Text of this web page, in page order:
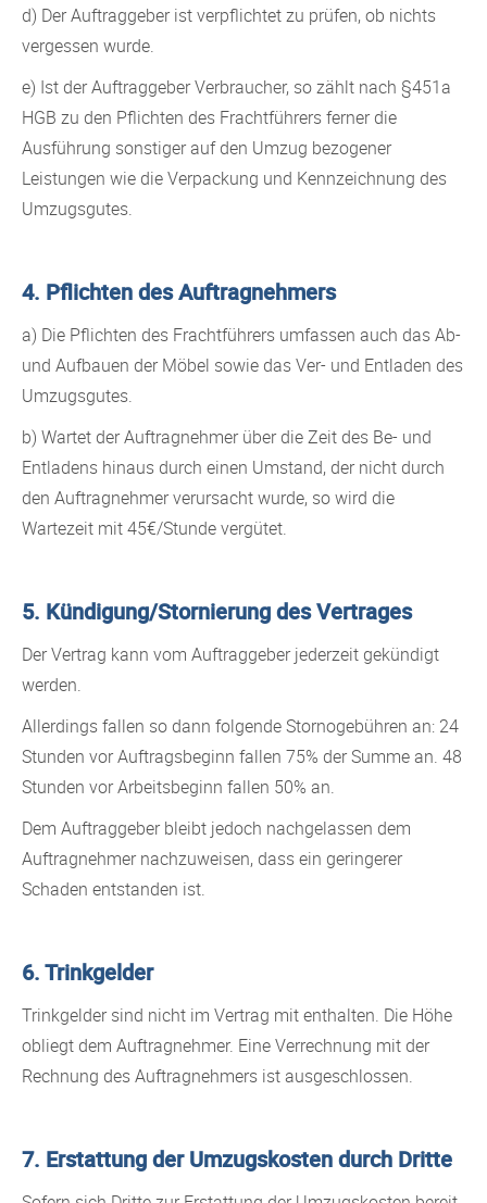
d) Der Auftraggeber ist verpflichtet zu prüfen, ob nichts
vergessen wurde.
e) Ist der Auftraggeber Verbraucher, so zählt nach §451a
HGB zu den Pflichten des Frachtführers ferner die
Ausführung sonstiger auf den Umzug bezogener
Leistungen wie die Verpackung und Kennzeichnung des
Umzugsgutes.
4. Pflichten des Auftragnehmers
a) Die Pflichten des Frachtführers umfassen auch das Ab-
und Aufbauen der Möbel sowie das Ver- und Entladen des
Umzugsgutes.
b) Wartet der Auftragnehmer über die Zeit des Be- und
Entladens hinaus durch einen Umstand, der nicht durch
den Auftragnehmer verursacht wurde, so wird die
Wartezeit mit 45€/Stunde vergütet.
5. Kündigung/Stornierung des Vertrages
Der Vertrag kann vom Auftraggeber jederzeit gekündigt
werden.
Allerdings fallen so dann folgende Stornogebühren an: 24
Stunden vor Auftragsbeginn fallen 75% der Summe an. 48
Stunden vor Arbeitsbeginn fallen 50% an.
Dem Auftraggeber bleibt jedoch nachgelassen dem
Auftragnehmer nachzuweisen, dass ein geringerer
Schaden entstanden ist.
6. Trinkgelder
Trinkgelder sind nicht im Vertrag mit enthalten. Die Höhe
obliegt dem Auftragnehmer. Eine Verrechnung mit der
Rechnung des Auftragnehmers ist ausgeschlossen.
7. Erstattung der Umzugskosten durch Dritte